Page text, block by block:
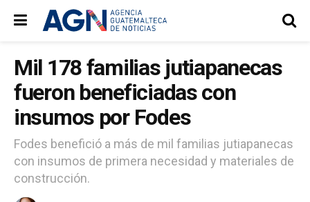
Mil 178 familias jutiapanecas
fueron beneficiadas con
insumos por Fodes
Fodes benefició a más de mil familias jutiapanecas
con insumos de primera necesidad y materiales de
construcción.